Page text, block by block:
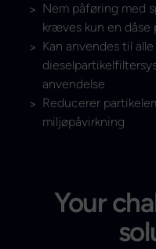
Nem påføring med
kræves kun en dåse
Kan anvendes til
anvendelse
Reducerer
miljøpåvirkning
Your